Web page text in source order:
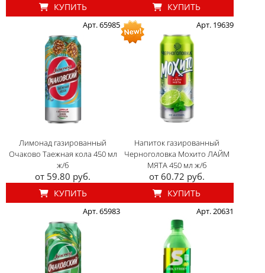
КУПИТЬ КУПИТЬ
Арт. 65985
Лимонад газированный
Очаково Таежная кола 450 мл
ж/б
от 59.80 руб.
КУПИТЬ
Арт. 19639
Напиток газированный
Черноголовка Мохито ЛАЙМ
МЯТА 450 мл ж/б
от 60.72 руб.
КУПИТЬ
Арт. 65983 Арт. 20631